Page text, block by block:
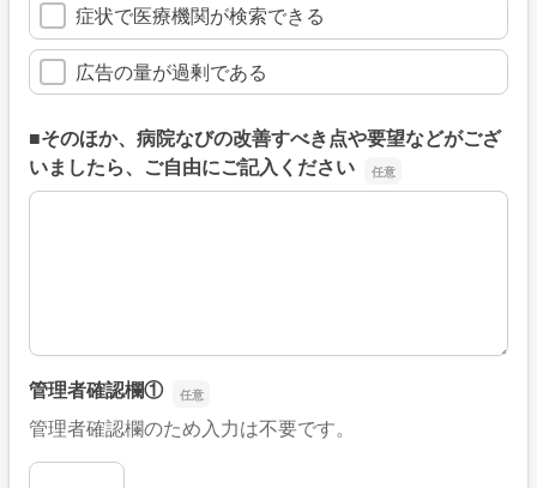
症状で医療機関が検索できる
広告の量が過剰である
■そのほか、病院なびの改善すべき点や要望などがござ
いましたら、ご自由にご記入ください
■そのほか、病院なびの改善すべき点や要望などがござい
管理者確認欄①
管理者確認欄のため入力は不要です。
管理者確認欄①